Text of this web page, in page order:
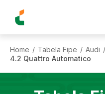
Home / Tabela Fipe / Audi /
4.2 Quattro Automatico